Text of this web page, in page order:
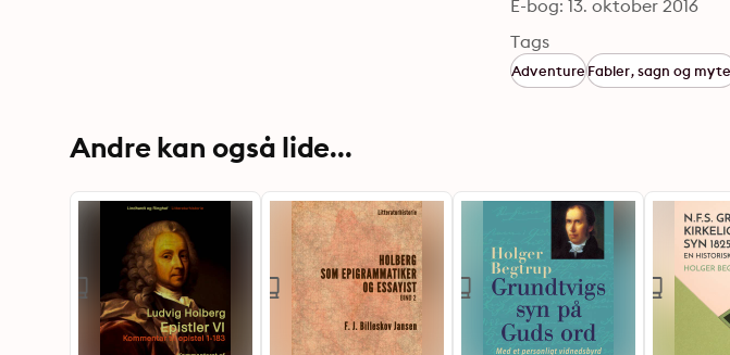
E-bog: 13. oktober 2016
Tags
AdventureFabler, sagn og
Andre kan også lide...